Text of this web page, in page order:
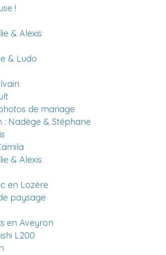
!
& Alexis
& Ludo
de mariage
Nadège & Stéphane
& Alexis
en Lozère
paysage
en Aveyron
L200